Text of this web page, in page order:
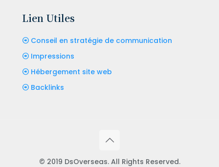
Lien Utiles
Conseil en stratégie de communication
Impressions
Hébergement site web
Backlinks
© 2019 DsOverseas. All Rights Reserved.